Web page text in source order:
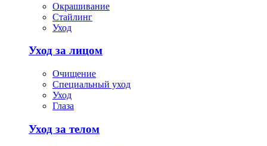
Окрашивание
Стайлинг
Уход
Уход за лицом
Очищение
Специальный уход
Уход
Глаза
Уход за телом